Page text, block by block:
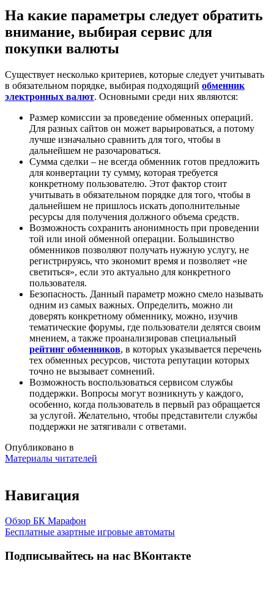
На какие параметры следует обратить
внимание, выбирая сервис для
покупки валюты
Существует несколько критериев, которые следует учитывать
в обязательном порядке, выбирая подходящий обменник
электронных валют. Основными среди них являются:
Размер комиссии за проведение обменных операций.
Для разных сайтов он может варьироваться, а потому
лучше изначально сравнить для того, чтобы в
дальнейшем не разочароваться.
Сумма сделки – не всегда обменник готов предложить
для конвертации ту сумму, которая требуется
конкретному пользователю. Этот фактор стоит
учитывать в обязательном порядке для того, чтобы в
дальнейшем не пришлось искать дополнительные
ресурсы для получения должного объема средств.
Возможность сохранить анонимность при проведении
той или иной обменной операции. Большинство
обменников позволяют получать нужную услугу, не
регистрируясь, что экономит время и позволяет «не
светиться», если это актуально для конкретного
пользователя.
Безопасность. Данный параметр можно смело называть
одним из самых важных. Определить, можно ли
доверять конкретному обменнику, можно, изучив
тематические форумы, где пользователи делятся своим
мнением, а также проанализировав специальный
рейтинг обменников, в которых указывается перечень
тех обменных ресурсов, чистота репутации которых
точно не вызывает сомнений.
Возможность воспользоваться сервисом службы
поддержки. Вопросы могут возникнуть у каждого,
особенно, когда пользователь в первый раз обращается
за услугой. Желательно, чтобы представители службы
поддержки не затягивали с ответами.
Опубликовано в
Материалы читателей
Навигация
Обзор БК Марафон
Бесплатные азартные игровые автоматы
Подписывайтесь на нас ВКонтакте